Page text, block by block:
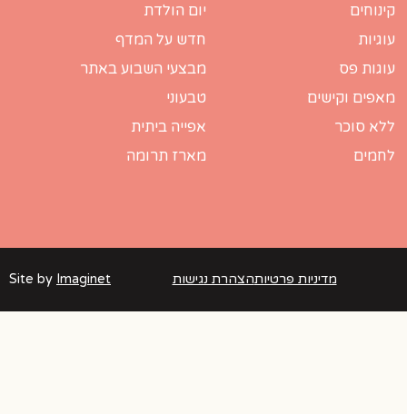
קינוחים
עוגיות
עוגות פס
מאפים וקישים
ללא סוכר
לחמים
יום הולדת
חדש על המדף
מבצעי השבוע באתר
טבעוני
אפייה ביתית
מארז תרומה
מדיניות פרטיותהצהרת נגישות Site by Imaginet